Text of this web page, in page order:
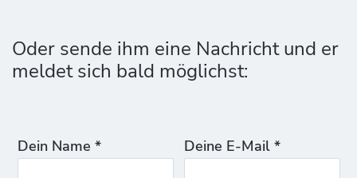
Oder sende ihm eine Nachricht und er
meldet sich bald möglichst:
Dein Name * Deine E-Mail *